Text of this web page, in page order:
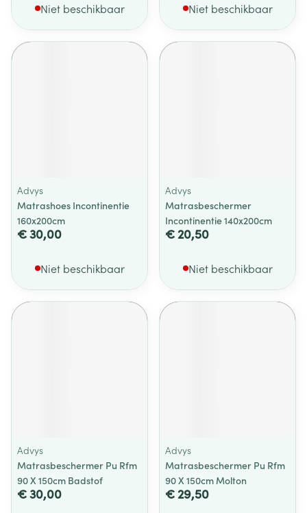
Niet beschikbaar Niet beschikbaar
Advys
Matrashoes Incontinentie
160x200cm
€ 30,00
Niet beschikbaar
Advys
Matrasbeschermer
Incontinentie 140x200cm
€ 20,50
Niet beschikbaar
Advys
Matrasbeschermer Pu Rfm
90 X 150cm Badstof
€ 30,00
Advys
Matrasbeschermer Pu Rfm
90 X 150cm Molton
€ 29,50